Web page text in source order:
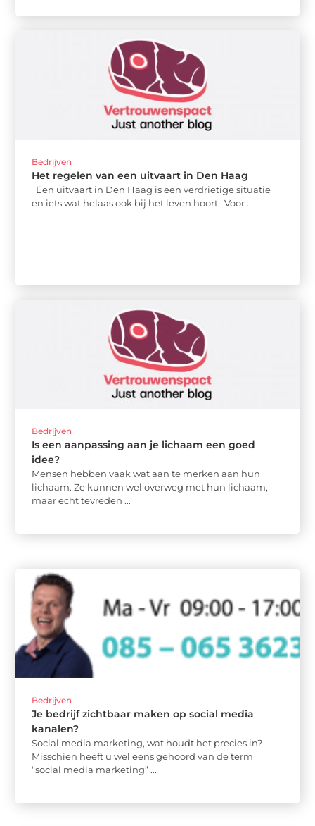
Bedrijven
Het regelen van een uitvaart in Den Haag
Een uitvaart in Den Haag is een verdrietige situatie
en iets wat helaas ook bij het leven hoort.. Voor ...
Bedrijven
Is een aanpassing aan je lichaam een goed
idee?
Mensen hebben vaak wat aan te merken aan hun
lichaam. Ze kunnen wel overweg met hun lichaam,
maar echt tevreden ...
Bedrijven
Je bedrijf zichtbaar maken op social media
kanalen?
Social media marketing, wat houdt het precies in?
Misschien heeft u wel eens gehoord van de term
“social media marketing” ...